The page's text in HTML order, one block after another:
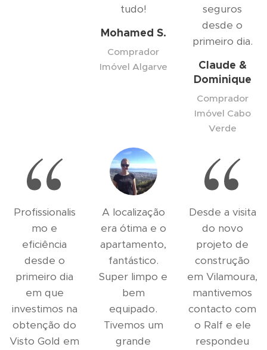
tudo!
Mohamed S.
Comprador
Imóvel Algarve
seguros
desde o
primeiro dia.
Claude &
Dominique
Comprador
Imóvel Cabo
Verde
Profissionalis
mo e
eficiência
desde o
primeiro dia
em que
investimos na
obtenção do
Visto Gold em
A localização
era ótima e o
apartamento,
fantástico.
Super limpo e
bem
equipado.
Tivemos um
grande
Desde a visita
do novo
projeto de
construção
em Vilamoura,
mantivemos
contacto com
o Ralf e ele
respondeu